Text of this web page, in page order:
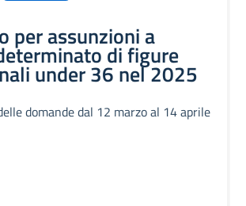
per assunzioni a
di figure
under 36 nel 2025
domande dal 12 marzo al 14 aprile